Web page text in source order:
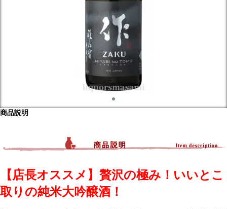
商品説明
【店長オススメ】贅沢の極み！いいとこ
取りの純米大吟醸酒！